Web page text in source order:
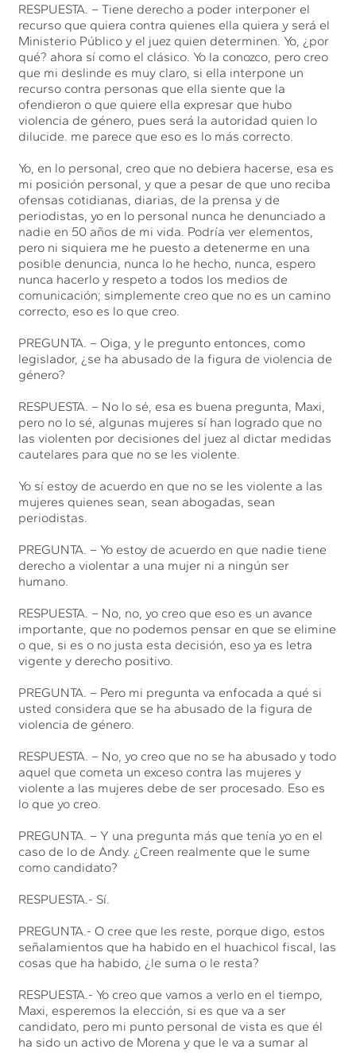
RESPUESTA. – Tiene derecho a poder interponer el
recurso que quiera contra quienes ella quiera y será el
Ministerio Público y el juez quien determinen. Yo, ¿por
qué? ahora sí como el clásico. Yo la conozco, pero creo
que mi deslinde es muy claro, si ella interpone un
recurso contra personas que ella siente que la
ofendieron o que quiere ella expresar que hubo
violencia de género, pues será la autoridad quien lo
dilucide. me parece que eso es lo más correcto.
Yo, en lo personal, creo que no debiera hacerse, esa es
mi posición personal, y que a pesar de que uno reciba
ofensas cotidianas, diarias, de la prensa y de
periodistas, yo en lo personal nunca he denunciado a
nadie en 50 años de mi vida. Podría ver elementos,
pero ni siquiera me he puesto a detenerme en una
posible denuncia, nunca lo he hecho, nunca, espero
nunca hacerlo y respeto a todos los medios de
comunicación; simplemente creo que no es un camino
correcto, eso es lo que creo.
PREGUNTA. – Oiga, y le pregunto entonces, como
legislador, ¿se ha abusado de la figura de violencia de
género?
RESPUESTA. – No lo sé, esa es buena pregunta, Maxi,
pero no lo sé, algunas mujeres sí han logrado que no
las violenten por decisiones del juez al dictar medidas
cautelares para que no se les violente.
Yo sí estoy de acuerdo en que no se les violente a las
mujeres quienes sean, sean abogadas, sean
periodistas.
PREGUNTA. – Yo estoy de acuerdo en que nadie tiene
derecho a violentar a una mujer ni a ningún ser
humano.
RESPUESTA. – No, no, yo creo que eso es un avance
importante, que no podemos pensar en que se elimine
o que, si es o no justa esta decisión, eso ya es letra
vigente y derecho positivo.
PREGUNTA. – Pero mi pregunta va enfocada a qué si
usted considera que se ha abusado de la figura de
violencia de género.
RESPUESTA. – No, yo creo que no se ha abusado y todo
aquel que cometa un exceso contra las mujeres y
violente a las mujeres debe de ser procesado. Eso es
lo que yo creo.
PREGUNTA. – Y una pregunta más que tenía yo en el
caso de lo de Andy. ¿Creen realmente que le sume
como candidato?
RESPUESTA.- Sí.
PREGUNTA.- O cree que les reste, porque digo, estos
señalamientos que ha habido en el huachicol fiscal, las
cosas que ha habido, ¿le suma o le resta?
RESPUESTA.- Yo creo que vamos a verlo en el tiempo,
Maxi, esperemos la elección, si es que va a ser
candidato, pero mi punto personal de vista es que él
ha sido un activo de Morena y que le va a sumar al